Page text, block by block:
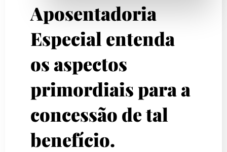
Aposentadoria
Especial entenda
os aspectos
primordiais para a
concessão de tal
benefício.